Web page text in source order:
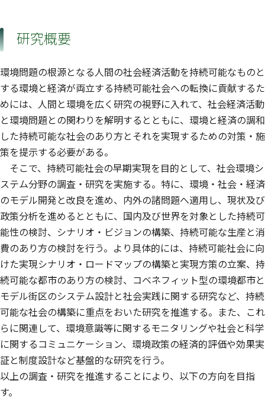
研究概要
環境問題の根源となる人間の社会経済活動を持続可能なものと
する環境と経済が両立する持続可能社会への転換に貢献するた
めには、人間と環境を広く研究の視野に入れて、社会経済活動
と環境問題との関わりを解明するとともに、環境と経済の調和
した持続可能な社会のあり方とそれを実現するための対策・施
策を提示する必要がある。
そこで、持続可能社会の早期実現を目的として、社会環境シ
ステム分野の調査・研究を実施する。特に、環境・社会・経済
のモデル開発と改良を進め、内外の諸問題へ適用し、現状及び
政策分析を進めるとともに、国内及び世界を対象とした持続可
能性の検討、シナリオ・ビジョンの構築、持続可能な生産と消
費のあり方の検討を行う。より具体的には、持続可能社会に向
けた実現シナリオ・ロードマップの構築と実現方策の立案、持
続可能な都市のあり方の検討、コベネフィット型の環境都市と
モデル街区のシステム設計と社会実践に関する研究など、持続
可能な社会の構築に重点をおいた研究を推進する。また、これ
らに関連して、環境意識等に関するモニタリングや社会と科学
に関するコミュニケーション、環境政策の経済的評価や効果実
証と制度設計など基盤的な研究を行う。
以上の調査・研究を推進することにより、以下の方向を目指
す。